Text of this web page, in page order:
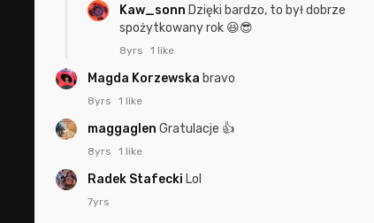
Kaw_sonn Dzięki bardzo, to był dobrze
spożytkowany rok 😆😎
8yrs 1 like
Magda Korzewska bravo
8yrs 1 like
maggaglen Gratulacje 👍
8yrs 1 like
Radek Stafecki Lol
7yrs